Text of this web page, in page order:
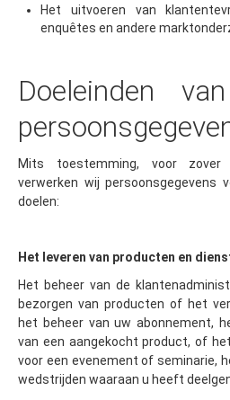
Het uitvoeren van
enquêtes en andere
Doeleinden
Mits toestemming, voor zover
verwerken wij persoonsgegevens
doelen:
Het leveren van producten en
Het beheer van de
bezorgen van producten of het
het beheer van uw abonnement,
van een aangekocht product, of
voor een evenement of seminarie,
wedstrijden waaraan u heeft